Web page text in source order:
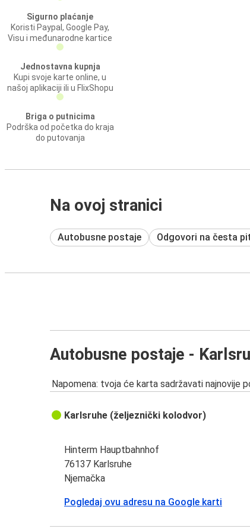
Sigurno plaćanje
Koristi Paypal, Google Pay,
Visu i međunarodne kartice
Jednostavna kupnja
Kupi svoje karte online, u
našoj aplikaciji ili u FlixShopu
Briga o putnicima
Podrška od početka do kraja
do putovanja
Na ovoj stranici
Autobusne postaje Odgovori na česta
Autobusne postaje -
Napomena: tvoja će karta sadržavati najnovije
Karlsruhe (željeznički kolodvor)
Hinterm Hauptbahnhof
76137 Karlsruhe
Njemačka
Pogledaj ovu adresu na Google karti